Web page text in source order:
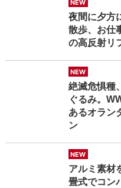
夜間に夕方
散歩、お仕
の高反射リ
絶滅危惧種
ぐるみ。
あるオラン
ン
アルミ素材
畳式でコン